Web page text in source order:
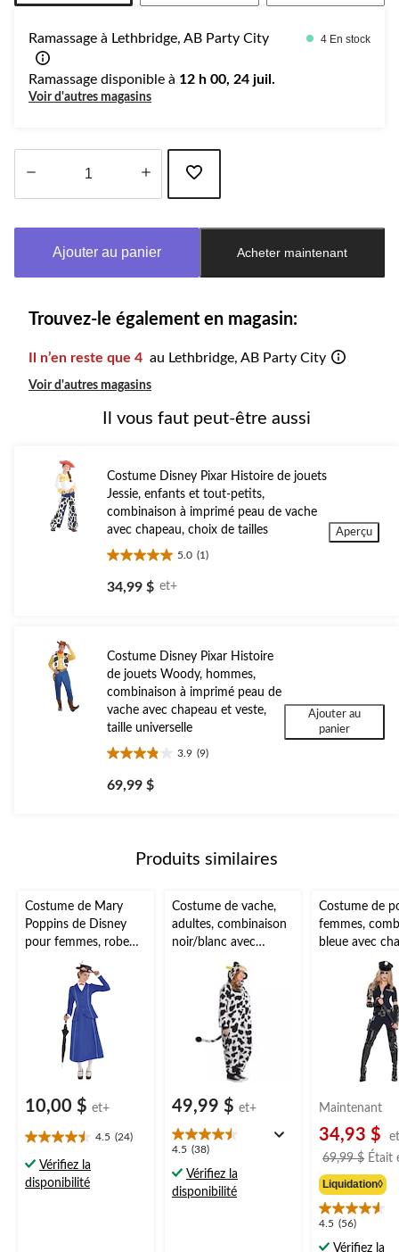
Ramassage à Lethbridge, AB Party City 4 En stock
Ramassage disponible à 12 h 00, 24 juil.
Voir d'autres magasins
à
Ajouter au panier Acheter maintenant
Trouvez-le également en magasin:
Il n’en reste que 4 au Lethbridge, AB Party City
Voir d'autres magasins
Il vous faut peut-être aussi
Costume Disney Pixar Histoire de jouets
Jessie, enfants et tout-petits,
combinaison à imprimé peau de vache
avec chapeau, choix de tailles
5.0 (1)
5.0
étoile(s)
sur
34,99 $ et+
Aperçu
Costume Disney Pixar Histoire
de jouets Woody, hommes,
combinaison à imprimé peau de
vache avec chapeau et veste,
taille universelle
3.9 (9)
3.9
étoile(s)
sur
69,99 $
Ajouter au
panier
Produits similaires
Costume de Mary
Poppins de Disney
pour femmes, robe
bleue avec chapeau,
choix de tailles
10,00 $ et+
4.5 (24)
4.5
étoile(s)
sur
Vérifiez la
disponibilité
Costume de vache,
adultes, combinaison
noir/blanc avec
capuchon et queue,
tailles variées
49,99 $ et+
4.5 (38)
4.5
étoile(s)
sur
5.
Vérifiez la
disponibilité
Costume de
femmes,
bleue avec
tailles variées
Maintenant
34,93 $
69,99 $ Était
Liquidation◊
4.5 (56)
4.5
étoile(s)
Vérifiez la